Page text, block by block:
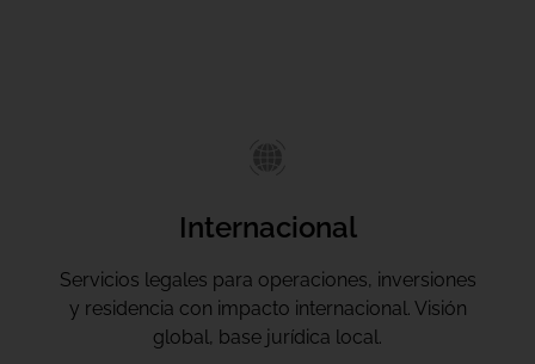
Internacional
Servicios legales para operaciones, inversiones
y residencia con impacto internacional. Visión
global, base jurídica local.